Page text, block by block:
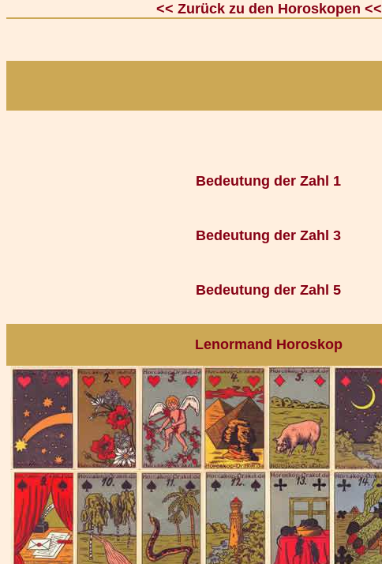
<< Zurück zu den Horoskopen <<
Bedeutung der Zahl 1
Bedeutung der Zahl 3
Bedeutung der Zahl 5
Lenormand Horoskop